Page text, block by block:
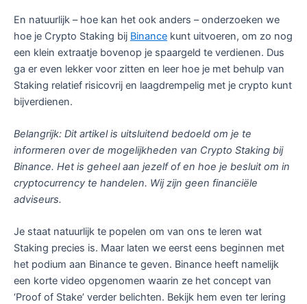
En natuurlijk – hoe kan het ook anders – onderzoeken we
hoe je Crypto Staking bij Binance kunt uitvoeren, om zo nog
een klein extraatje bovenop je spaargeld te verdienen. Dus
ga er even lekker voor zitten en leer hoe je met behulp van
Staking relatief risicovrij en laagdrempelig met je crypto kunt
bijverdienen.
Belangrijk: Dit artikel is uitsluitend bedoeld om je te
informeren over de mogelijkheden van Crypto Staking bij
Binance. Het is geheel aan jezelf of en hoe je besluit om in
cryptocurrency te handelen. Wij zijn geen financiële
adviseurs.
Je staat natuurlijk te popelen om van ons te leren wat
Staking precies is. Maar laten we eerst eens beginnen met
het podium aan Binance te geven. Binance heeft namelijk
een korte video opgenomen waarin ze het concept van
‘Proof of Stake’ verder belichten. Bekijk hem even ter lering